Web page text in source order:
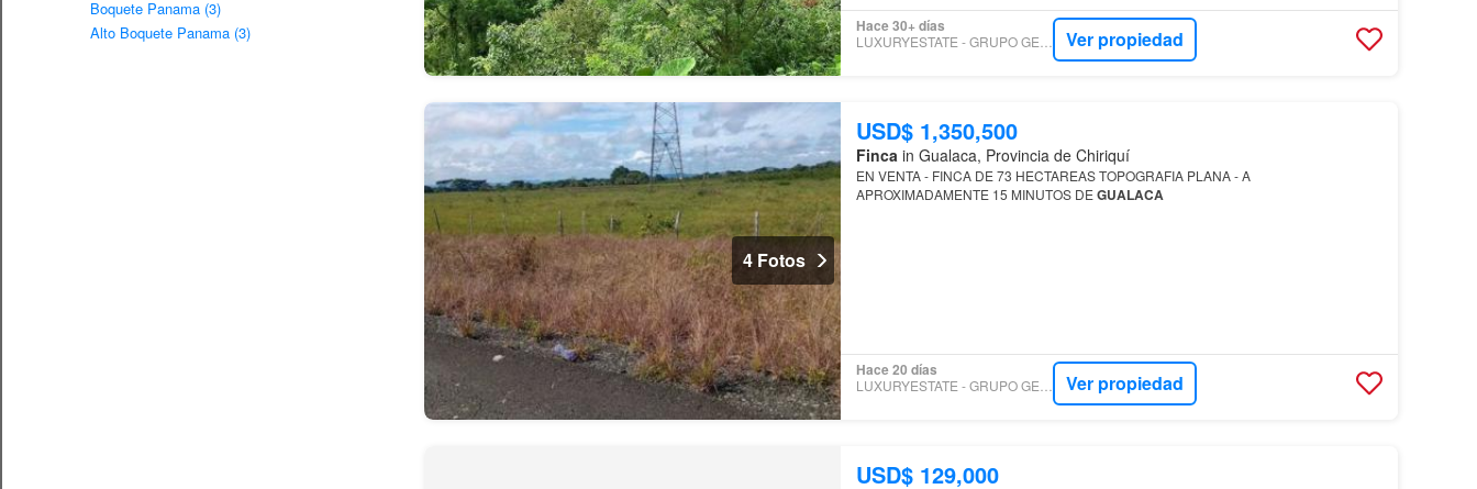
Boquete Panama (3)
Alto Boquete Panama (3)
Hace 30+ días
Ver propiedad
4 Fotos
USD$ 1,350,500
Finca in Gualaca, Provincia de Chiriquí
EN VENTA - FINCA DE 73 HECTAREAS TOPOGRAFIA PLANA - A
APROXIMADAMENTE 15 MINUTOS DE GUALACA
Hace 20 días
Ver propiedad
USD$ 129,000